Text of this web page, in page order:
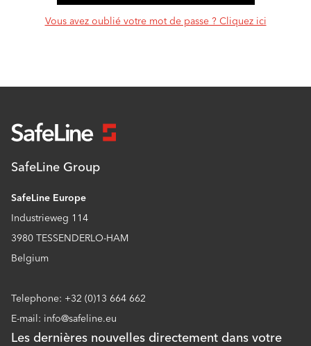
Vous avez oublié votre mot de passe ? Cliquez ici
SafeLine Group
SafeLine Europe
Industrieweg 114
3980 TESSENDERLO-HAM
Belgium
Telephone: +32 (0)13 664 662
E-mail: info@safeline.eu
Les dernières nouvelles directement dans votre